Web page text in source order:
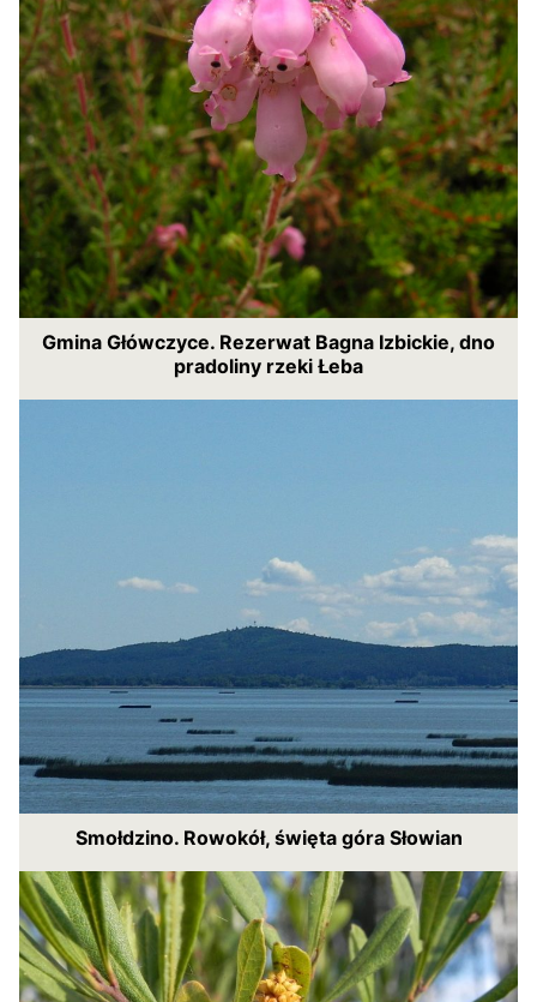
Gmina Główczyce. Rezerwat Bagna Izbickie, dno
pradoliny rzeki Łeba
Smołdzino. Rowokół, święta góra Słowian